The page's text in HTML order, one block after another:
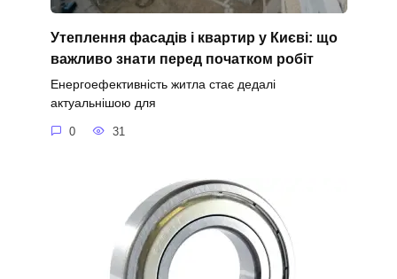
Утеплення фасадів і квартир у Києві: що
важливо знати перед початком робіт
Енергоефективність житла стає дедалі
актуальнішою для
0 31